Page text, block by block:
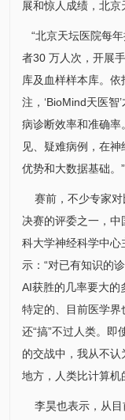
展和惊人成绩，北
“北京天坛医院每
者30 万人次，开展
库及血样样本库。
注，‘BioMind天医智
病诊断效率和准确
见、疑难病例，在
优势和大数据基础。”
赛前，不少专家对
决赛的评委之一，
科大学神经科学中
示：“对已有知识的
AI获胜的几率要大的
特定的、目前医学
还“搞”不过人类。
的交战中，我从不
地方，人类比计算机
李昊也表示，从